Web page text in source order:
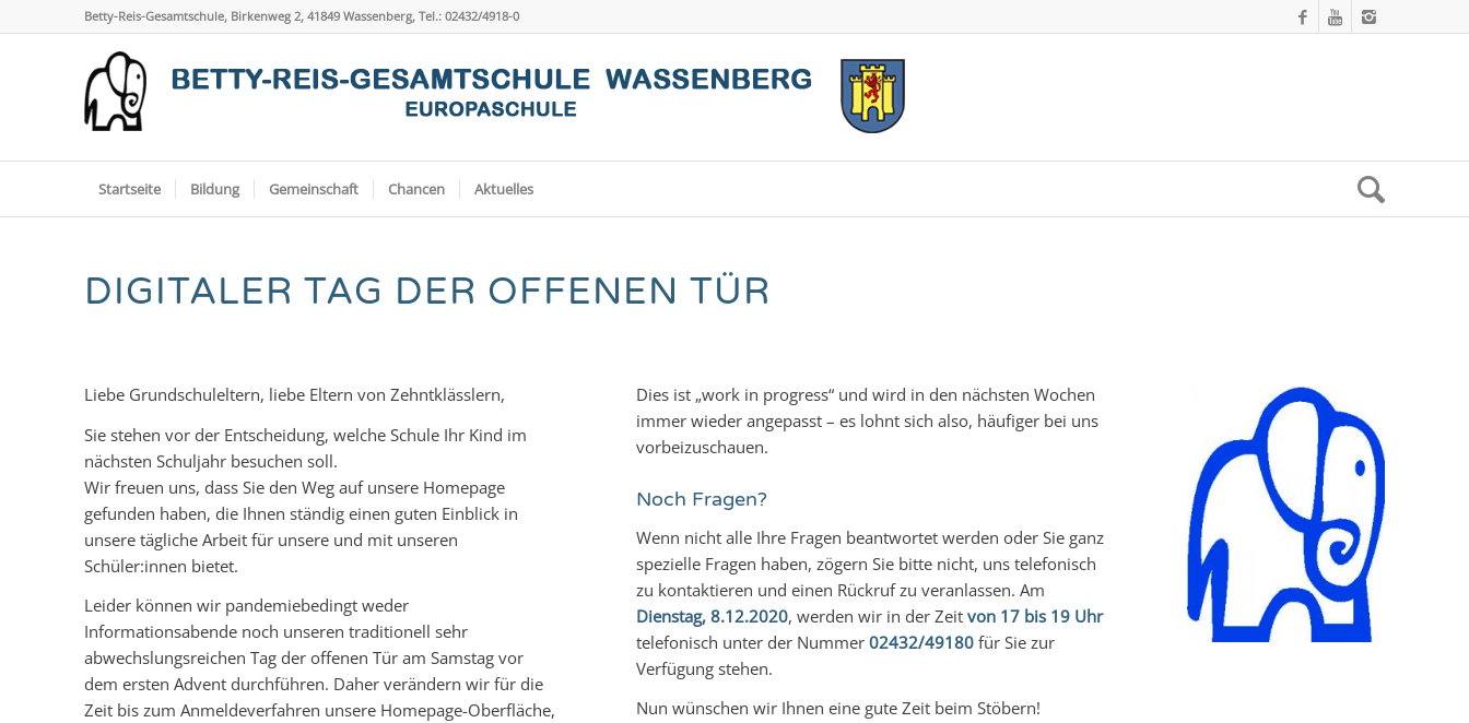
Betty-Reis-Gesamtschule, Birkenweg 2, 41849 Wassenberg, Tel.: 02432/4918-0
Startseite Bildung Gemeinschaft Chancen Aktuelles
DIGITALER TAG DER OFFENEN TÜR
Liebe Grundschuleltern, liebe Eltern von Zehntklässlern,
Sie stehen vor der Entscheidung, welche Schule Ihr Kind im
nächsten Schuljahr besuchen soll.
Wir freuen uns, dass Sie den Weg auf unsere Homepage
gefunden haben, die Ihnen ständig einen guten Einblick in
unsere tägliche Arbeit für unsere und mit unseren
Schüler:innen bietet.
Leider können wir pandemiebedingt weder
Informationsabende noch unseren traditionell sehr
abwechslungsreichen Tag der offenen Tür am Samstag vor
dem ersten Advent durchführen. Daher verändern wir für die
Zeit bis zum Anmeldeverfahren unsere Homepage-Oberfläche,
Dies ist „work in progress“ und wird in den nächsten Wochen
immer wieder angepasst – es lohnt sich also, häufiger bei uns
vorbeizuschauen.
Noch Fragen?
Wenn nicht alle Ihre Fragen beantwortet werden oder Sie ganz
spezielle Fragen haben, zögern Sie bitte nicht, uns telefonisch
zu kontaktieren und einen Rückruf zu veranlassen. Am
Dienstag, 8.12.2020, werden wir in der Zeit von 17 bis 19 Uhr
telefonisch unter der Nummer 02432/49180für Sie zur
Verfügung stehen.
Nun wünschen wir Ihnen eine gute Zeit beim Stöbern!